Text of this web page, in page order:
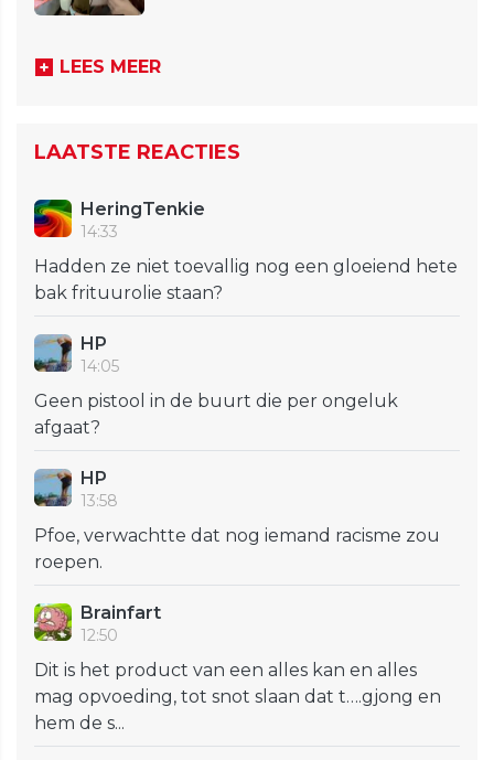
LEES MEER
LAATSTE REACTIES
HeringTenkie
14:33
Hadden ze niet toevallig nog een gloeiend hete
bak frituurolie staan?
HP
14:05
Geen pistool in de buurt die per ongeluk
afgaat?
HP
13:58
Pfoe, verwachtte dat nog iemand racisme zou
roepen.
Brainfart
12:50
Dit is het product van een alles kan en alles
mag opvoeding, tot snot slaan dat t….gjong en
hem de s...